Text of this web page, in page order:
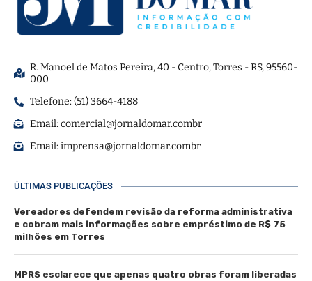
R. Manoel de Matos Pereira, 40 - Centro, Torres - RS, 95560-
000
Telefone: (51) 3664-4188
Email:comercial@jornaldomar.combr
Email:imprensa@jornaldomar.combr
ÚLTIMAS PUBLICAÇÕES
Vereadores defendem revisão da reforma administrativa
e cobram mais informações sobre empréstimo de R$ 75
milhões em Torres
MPRS esclarece que apenas quatro obras foram liberadas